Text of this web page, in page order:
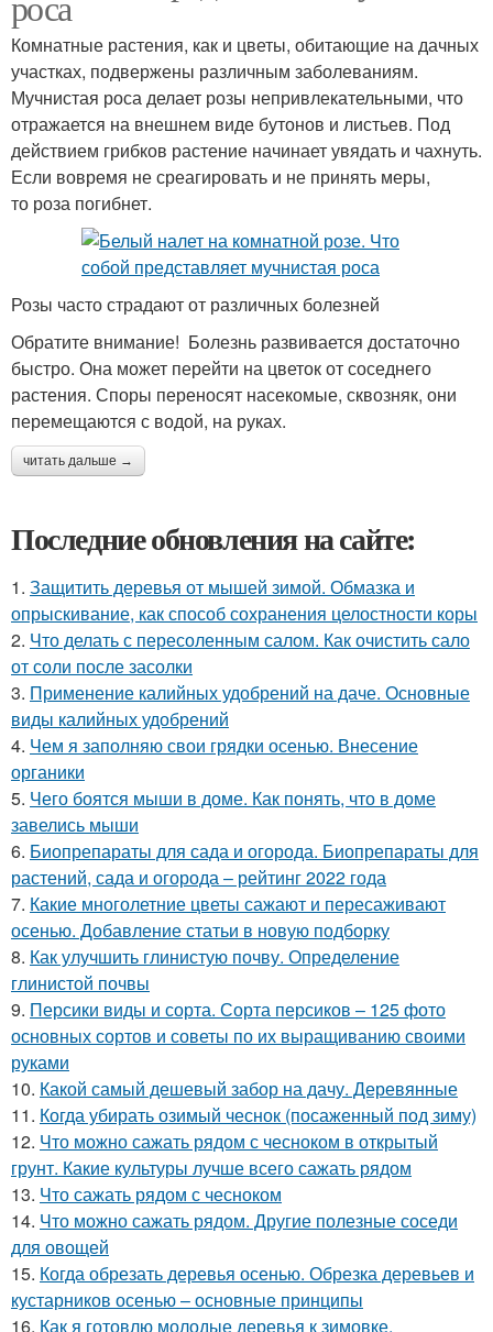
Комнатные растения, как и цветы, обитающие на дачных
участках, подвержены различным заболеваниям.
Мучнистая роса делает розы непривлекательными, что
отражается на внешнем виде бутонов и листьев. Под
действием грибков растение начинает увядать и чахнуть.
Если вовремя не среагировать и не принять меры,
то роза погибнет.
Розы часто страдают от различных болезней
Обратите внимание! Болезнь развивается достаточно
быстро. Она может перейти на цветок от соседнего
растения. Споры переносят насекомые, сквозняк, они
перемещаются с водой, на руках.
читать дальше →
Последние обновления на сайте:
1. Защитить деревья от мышей зимой. Обмазка и
опрыскивание, как способ сохранения целостности коры
2. Что делать с пересоленным салом. Как очистить сало
от соли после засолки
3. Применение калийных удобрений на даче. Основные
виды калийных удобрений
4. Чем я заполняю свои грядки осенью. Внесение
органики
5. Чего боятся мыши в доме. Как понять, что в доме
завелись мыши
6. Биопрепараты для сада и огорода. Биопрепараты для
растений, сада и огорода – рейтинг 2022 года
7. Какие многолетние цветы сажают и пересаживают
осенью. Добавление статьи в новую подборку
8. Как улучшить глинистую почву. Определение
глинистой почвы
9. Персики виды и сорта. Сорта персиков – 125 фото
основных сортов и советы по их выращиванию своими
руками
10. Какой самый дешевый забор на дачу. Деревянные
11. Когда убирать озимый чеснок (посаженный под зиму)
12. Что можно сажать рядом с чесноком в открытый
грунт. Какие культуры лучше всего сажать рядом
13. Что сажать рядом с чесноком
14. Что можно сажать рядом. Другие полезные соседи
для овощей
15. Когда обрезать деревья осенью. Обрезка деревьев и
кустарников осенью – основные принципы
16. Как я готовлю молодые деревья к зимовке.